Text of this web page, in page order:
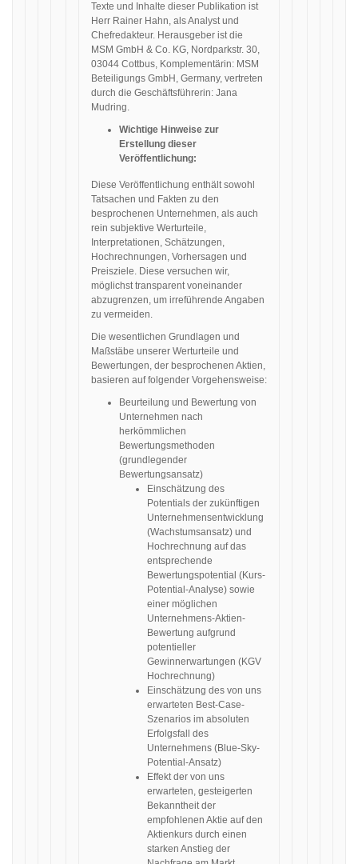
Texte und Inhalte dieser Publikation ist
Herr Rainer Hahn, als Analyst und
Chefredakteur. Herausgeber ist die
MSM GmbH & Co. KG, Nordparkstr. 30,
03044 Cottbus, Komplementärin: MSM
Beteiligungs GmbH, Germany, vertreten
durch die Geschäftsführerin: Jana
Mudring.
Wichtige Hinweise zur
Erstellung dieser
Veröffentlichung:
Diese Veröffentlichung enthält sowohl
Tatsachen und Fakten zu den
besprochenen Unternehmen, als auch
rein subjektive Werturteile,
Interpretationen, Schätzungen,
Hochrechnungen, Vorhersagen und
Preisziele. Diese versuchen wir,
möglichst transparent voneinander
abzugrenzen, um irreführende Angaben
zu vermeiden.
Die wesentlichen Grundlagen und
Maßstäbe unserer Werturteile und
Bewertungen, der besprochenen Aktien,
basieren auf folgender Vorgehensweise:
Beurteilung und Bewertung von
Unternehmen nach
herkömmlichen
Bewertungsmethoden
(grundlegender
Bewertungsansatz)
Einschätzung des
Potentials der zukünftigen
Unternehmensentwicklung
(Wachstumsansatz) und
Hochrechnung auf das
entsprechende
Bewertungspotential (Kurs-
Potential-Analyse) sowie
einer möglichen
Unternehmens-Aktien-
Bewertung aufgrund
potentieller
Gewinnerwartungen (KGV
Hochrechnung)
Einschätzung des von uns
erwarteten Best-Case-
Szenarios im absoluten
Erfolgsfall des
Unternehmens (Blue-Sky-
Potential-Ansatz)
Effekt der von uns
erwarteten, gesteigerten
Bekanntheit der
empfohlenen Aktie auf den
Aktienkurs durch einen
starken Anstieg der